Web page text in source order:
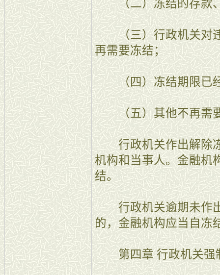
（二）冻结的存款、
（三）行政机关对违
再需要冻结；
（四）冻结期限已
（五）其他不再需要
行政机关作出解除冻
机构和当事人。金融机
结。
行政机关逾期未作出
的，金融机构应当自冻
第四章 行政机关强